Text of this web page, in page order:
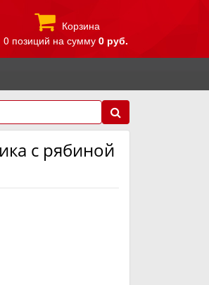
Корзина
0 позиций на сумму 0 руб.
с рябиной